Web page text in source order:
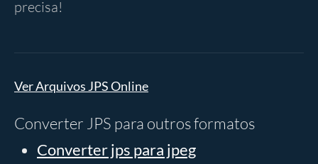
precisa!
Ver Arquivos JPS Online
Converter JPS para outros formatos
Converter jps para jpeg